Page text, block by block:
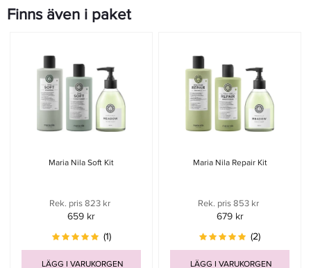
Finns även i paket
Maria Nila Soft Kit
Rek. pris 823 kr
659 kr
(1)
LÄGG I VARUKORGEN
Maria Nila Repair Kit
Rek. pris 853 kr
679 kr
(2)
LÄGG I VARUKORGEN